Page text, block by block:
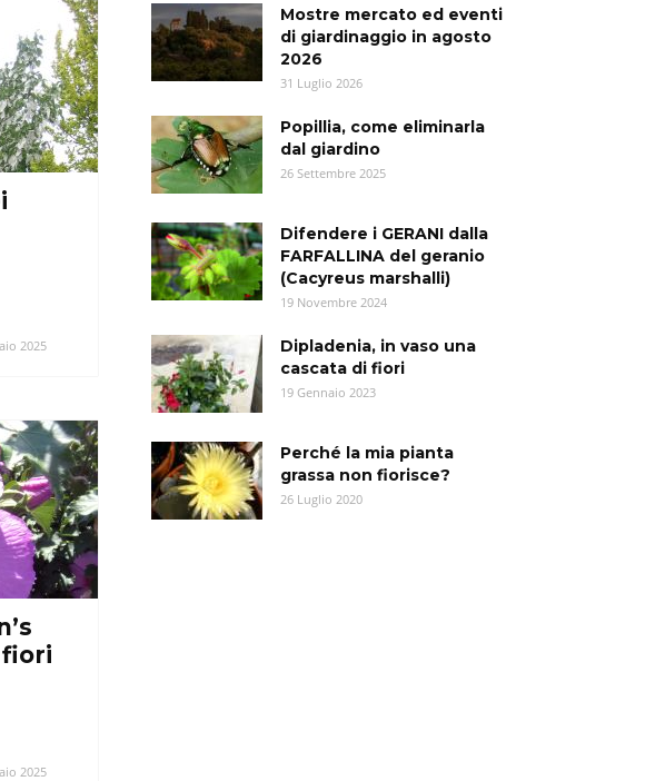
2025
fiori
2025
Mostre mercato ed eventi
di giardinaggio in agosto
2026
31 Luglio 2026
Popillia, come eliminarla
dal giardino
26 Settembre 2025
Difendere i GERANI dalla
FARFALLINA del geranio
(Cacyreus marshalli)
19 Novembre 2024
Dipladenia, in vaso una
cascata di fiori
19 Gennaio 2023
Perché la mia pianta
grassa non fiorisce?
26 Luglio 2020